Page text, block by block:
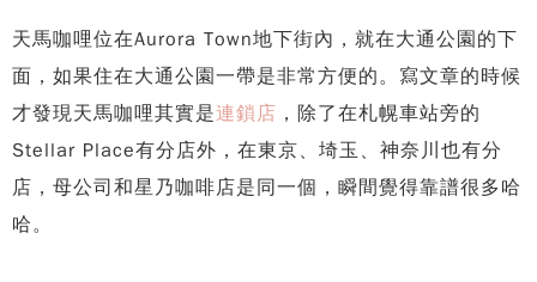
天馬咖哩位在Aurora Town地下街內，就在大通公園的下
面，如果住在大通公園一帶是非常方便的。寫文章的時候
才發現天馬咖哩其實是連鎖店 ，除了在札幌車站旁的
Stellar Place有分店外，在東京、埼玉、神奈川也有分
店，母公司和星乃咖啡店是同一個，瞬間覺得靠譜很多哈
哈。